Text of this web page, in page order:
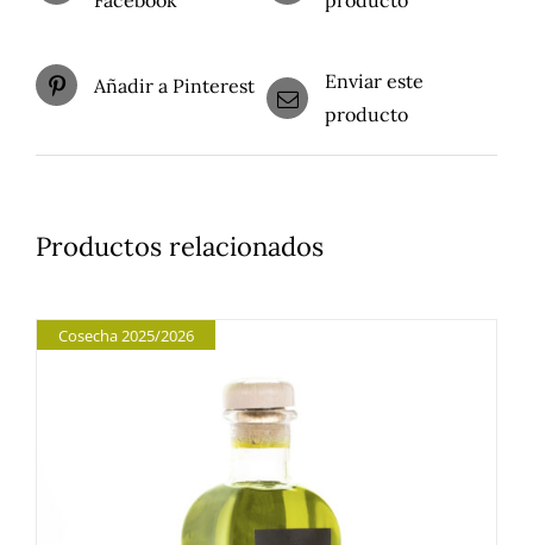
Añadir a Pinterest
Enviar este
producto
Productos relacionados
Cosecha 2025/2026